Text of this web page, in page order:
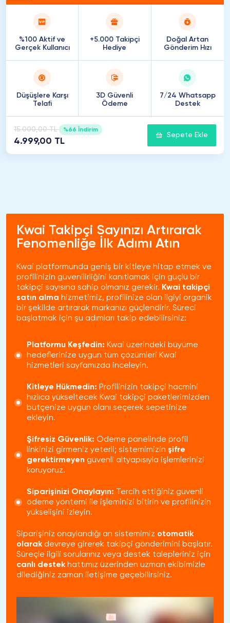
%100 Aktif ve
Gerçek Kullanıcı
+5.000 Takipçi
Hediye
Doğal Artan
Gönderim Hızı
Düşüşlere Karşı
Telafi
3D Güvenli
Ödeme
7/24 Whatsapp
Destek
15.000,00 TL %66 İndirim
4.999,00 TL
Sepete Ekle
Kwai Takipçi Sayınızı Artırarak
Fenomenliğe İlk Adımı Atın
Kwai platformunda geniş bir kitleye hitap etmek ve
profilinizin güvenilirliğini kanıtlamak için güçlü bir
takipçi sayısına sahip olmanız gerekir. Kwai takipçi
satın alma hizmetimiz, profilinize olan ilgiyi organik
bir şekilde artırarak markanızı güçlendirir. Süreci
başlatmak için şu adımları takip edebilirsiniz:
Platformu Keşfedin: Kwai üzerindeki büyüme
hedeflerinize uygun tüm çözümleri Kwai
hizmetleri sayfamızda inceleyin.
Kitleye Hükmedin: Profilinizin takipçi hacmini
hızlıca yükseltecek Kwai takipçi paketlerimizden
bütçenize uygun olanı seçerek sepetinize
ekleyin.
Şifresiz Güvenlik: Ödeme panelinde profil
linkinizi girmeniz yeterli; sistemimizin şifre
gerektirmeyen güvenli altyapısıyla işlemlerinizi
koruyoruz.
Siparişinizi Onaylayın: Tercih ettiğiniz güvenli
ödeme yöntemi ile işleminizi bitirin ve profilinizin
yükselişini izleyin.
Siparişiniz onaylandığı an sistemimiz otomatik
olarak devreye girerek takipçi gönderimini başlatır.
Süreçle ilgili sorularınız veya destek talepleriniz için
canlı destek hattımız üzerinden uzman ekibimizle
dilediğiniz zaman iletişime geçebilirsiniz.